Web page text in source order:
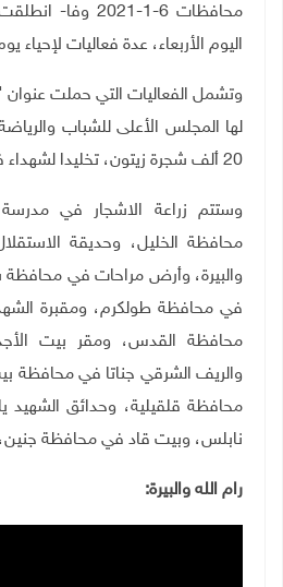
محافظات 6-1-
اليوم الأربعاء، عدة فعاليات لإحياء
وتشمل الفعاليات التي حملت عنوان
لها المجلس الأعلى للشباب
20 ألف شجرة زيتون، تخليدا لشهداء فلسطين
وستتم زراعة الاشجار في
محافظة الخليل، وحديقة
والبيرة، وأرض مراحات في
في محافظة طولكرم، ومقبرة
محافظة القدس، ومقر بيت
والريف الشرقي جناتا في محافظة
محافظة قلقيلية، وحدائق
نابلس، وبيت قاد في محافظة
رام الله والبيرة: